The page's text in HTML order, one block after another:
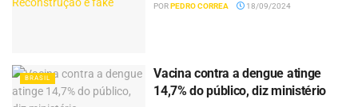
PORPEDRO CORREA 18/09/2024
BRASIL
Vacina contra a dengue atinge
14,7% do público, diz ministério